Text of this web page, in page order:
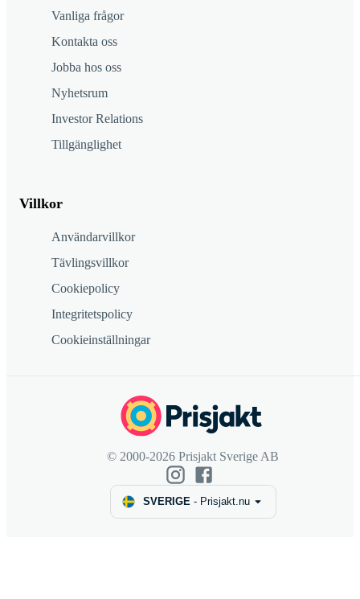
Vanliga frågor
Kontakta oss
Jobba hos oss
Nyhetsrum
Investor Relations
Tillgänglighet
Villkor
Användarvillkor
Tävlingsvillkor
Cookiepolicy
Integritetspolicy
Cookieinställningar
© 2000-2026 Prisjakt Sverige AB
SVERIGE- Prisjakt.nu